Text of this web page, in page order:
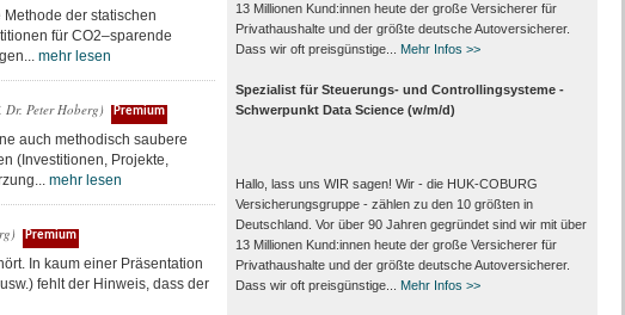
der statischen
für CO2–sparende
mehr lesen
Dr. Peter Hoberg) Premium
auch methodisch saubere
(Investitionen, Projekte,
mehr lesen
Premium
In kaum einer Präsentation
fehlt der Hinweis, dass der
13 Millionen Kund:innen heute der große Versicherer für
Privathaushalte und der größte deutsche Autoversicherer.
Dass wir oft preisgünstige...
Mehr Infos >>
Spezialist für Steuerungs- und Controllingsysteme -
Schwerpunkt Data Science (w/m/d)
Hallo, lass uns WIR sagen! Wir - die HUK-COBURG
Versicherungsgruppe - zählen zu den 10 größten in
Deutschland. Vor über 90 Jahren gegründet sind wir mit über
13 Millionen Kund:innen heute der große Versicherer für
Privathaushalte und der größte deutsche Autoversicherer.
Dass wir oft preisgünstige...
Mehr Infos >>